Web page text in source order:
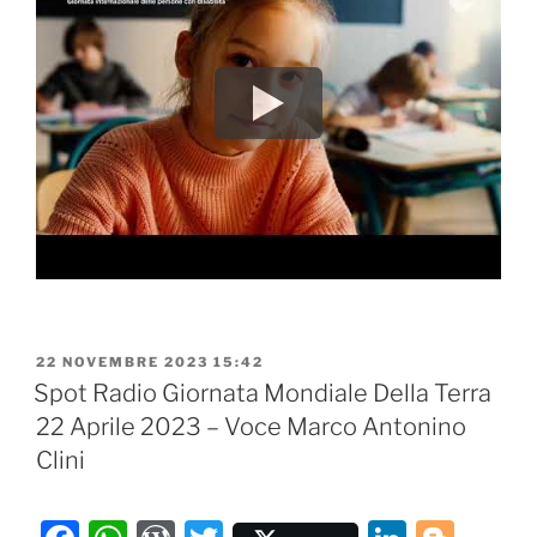
PUBBLICATO
IL
22 NOVEMBRE 2023 15:42
Spot Radio Giornata Mondiale Della Terra
22 Aprile 2023 – Voce Marco Antonino
Clini